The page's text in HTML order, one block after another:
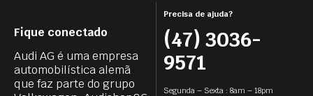
Fique conectado
Audi AG é uma empresa
automobilística alemã
que faz parte do grupo
Precisa de ajuda?
(47) 3036-
9571
Segunda – Sexta : 8am – 18pm